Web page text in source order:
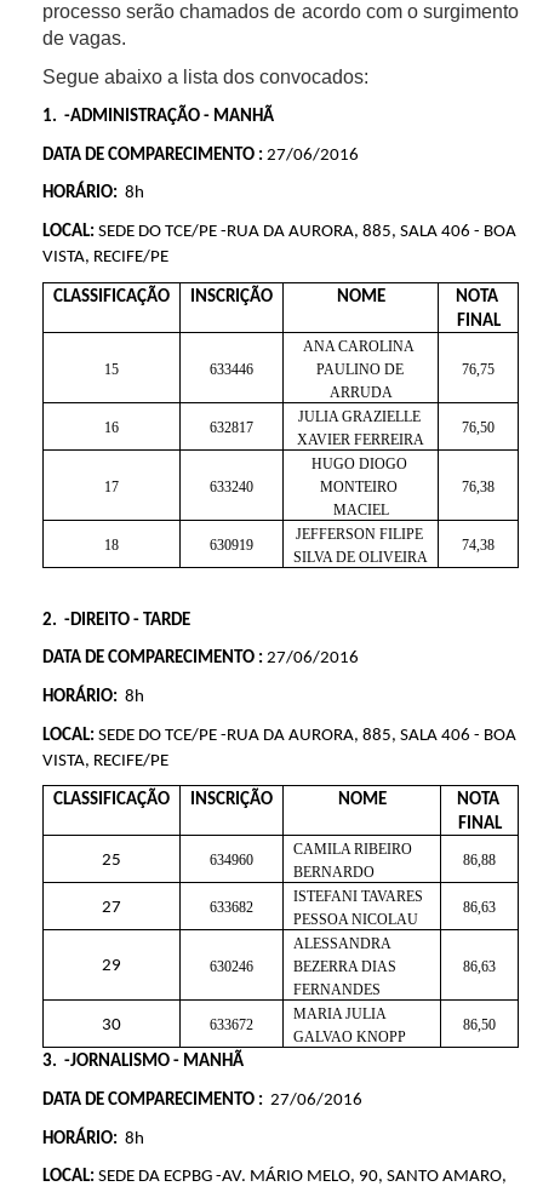
processo serão chamados de acordo com o surgimento
de vagas.
Segue abaixo a lista dos convocados:
1.  -ADMINISTRAÇÃO - MANHÃ
DATA DE COMPARECIMENTO : 27/06/2016
HORÁRIO: 8h
LOCAL: SEDE DO TCE/PE -RUA DA AURORA, 885, SALA 406 - BOA
VISTA, RECIFE/PE
CLASSIFICAÇÃO INSCRIÇÃO NOME
NOTA
FINAL
15 633446
ANA CAROLINA
PAULINO DE
ARRUDA
76,75
16 632817
JULIA GRAZIELLE
XAVIER FERREIRA
76,50
17 633240
HUGO DIOGO
MONTEIRO
MACIEL
76,38
18 630919
JEFFERSON FILIPE
SILVA DE OLIVEIRA
74,38
2.  -DIREITO - TARDE
DATA DE COMPARECIMENTO : 27/06/2016
HORÁRIO: 8h
LOCAL: SEDE DO TCE/PE -RUA DA AURORA, 885, SALA 406 - BOA
VISTA, RECIFE/PE
CLASSIFICAÇÃO INSCRIÇÃO NOME
NOTA
FINAL
25
634960
CAMILA RIBEIRO
BERNARDO
86,88
27 633682
ISTEFANI TAVARES
PESSOA NICOLAU
86,63
29 630246
ALESSANDRA
BEZERRA DIAS
FERNANDES
86,63
30 633672
MARIA JULIA
GALVAO KNOPP
86,50
3.  -JORNALISMO - MANHÃ
DATA DE COMPARECIMENTO : 27/06/2016
HORÁRIO: 8h
LOCAL: SEDE DA ECPBG -AV. MÁRIO MELO, 90, SANTO AMARO,